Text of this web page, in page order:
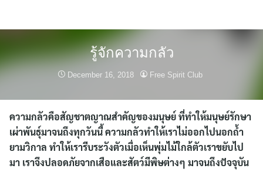
รู้จักความกลัว
December 16, 2018 Free Spirit Club
ความกลัวคือสัญชาตญาณสำคัญของมนุษย์ ที่ทำให้มนุษย์รักษา
เผ่าพันธุ์มาจนถึงทุกวันนี้ ความกลัวทำให้เราไม่ออกไปนอกถ้ำ
ยามวิกาล ทำให้เรารีบระวังตัวเมื่อเห็นพุ่มไม้ใกล้ตัวเราขยับไป
มา เราจึงปลอดภัยจากเสือและสัตว์มีพิษต่างๆ มาจนถึงปัจจุบัน